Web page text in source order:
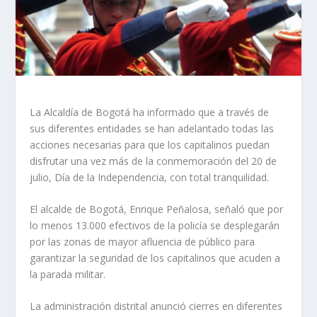
La Alcaldía de Bogotá ha informado que a través de
sus diferentes entidades se han adelantado todas las
acciones necesarias para que los capitalinos puedan
disfrutar una vez más de la conmemoración del 20 de
julio, Día de la Independencia, con total tranquilidad.
El alcalde de Bogotá, Enrique Peñalosa, señaló que por
lo menos 13.000 efectivos de la policía se desplegarán
por las zonas de mayor afluencia de público para
garantizar la seguridad de los capitalinos que acuden a
la parada militar.
La administración distrital anunció cierres en diferentes